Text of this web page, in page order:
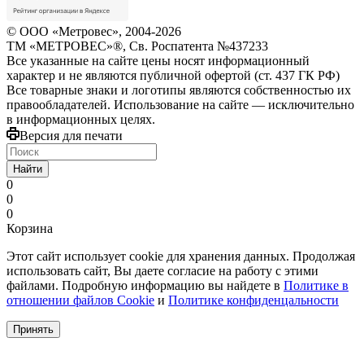
© ООО «Метровес», 2004-2026
ТМ «МЕТРОВЕС»®, Св. Роспатента №4​3​7​2​3​3
Все указанные на сайте цены носят информационный
характер и не являются публичной офертой (ст. 437 ГК РФ)
Все товарные знаки и логотипы являются собственностью их
правообладателей. Использование на сайте — исключительно
в информационных целях.
Версия для печати
Найти
0
0
0
Корзина
Этот сайт использует cookie для хранения данных. Продолжая
использовать сайт, Вы даете согласие на работу с этими
файлами. Подробную информацию вы найдете в Политике в
отношении файлов Cookie и Политике конфиденцальности
Принять